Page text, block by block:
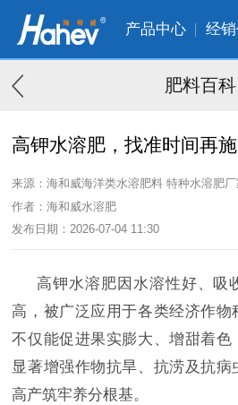
产品中心 经
肥料百科
高钾水溶肥，找准时间再
来源：海和威海洋类水溶肥料 特种水溶肥厂
作者：海和威水溶肥
发布日期：2026-07-04 11:30
高钾水溶肥因水溶性好、吸
高，被广泛应用于各类经济作物
不仅能促进果实膨大、增甜着
显著增强作物抗旱、抗涝及抗
高产筑牢养分根基。